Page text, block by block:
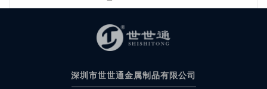
深圳市世世通金属制品有限公司